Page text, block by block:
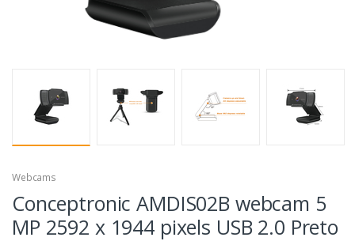
Webcams
Conceptronic AMDIS02B webcam 5
MP 2592 x 1944 pixels USB 2.0 Preto